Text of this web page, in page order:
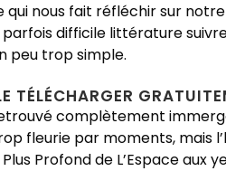
qui nous fait réfléchir sur
parfois difficile littérature
peu trop simple.
TÉLÉCHARGER
complètement
fleurie par moments, mais
Profond de L’Espace